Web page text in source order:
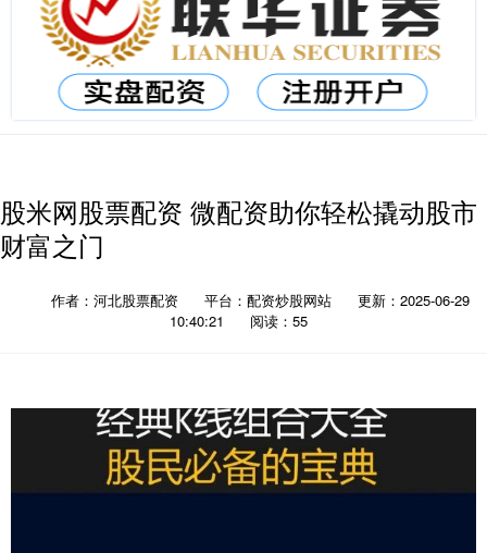
股米网股票配资 微配资助你轻松撬动股市
财富之门
作者：河北股票配资 平台：配资炒股网站
更新：2025-06-29
10:40:21
阅读：55